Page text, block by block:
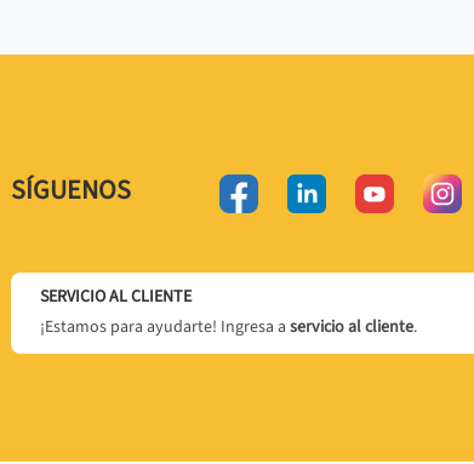
SÍGUENOS
SERVICIO AL CLIENTE
¡Estamos para ayudarte! Ingresa a servicio al cliente.